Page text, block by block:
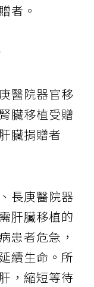
者。
醫院器官移
臟移植受贈
臟捐贈者
長庚醫院器
肝臟移植的
患者危急，
延續生命。所
，縮短等待